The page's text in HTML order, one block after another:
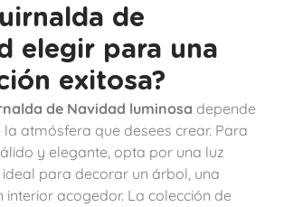
de
elegir para una
exitosa?
de Navidad luminosa depende
atmósfera que desees crear. Para
y elegante, opta por una luz
para decorar un árbol, una
interior acogedor. La colección de